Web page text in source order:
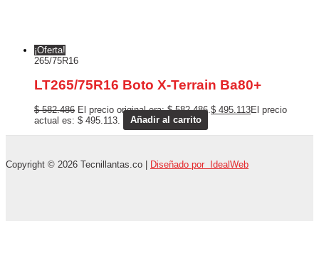
¡Oferta!
265/75R16
LT265/75R16 Boto X-Terrain Ba80+
$582.486 El precio original era: $ 582.486. $ 495.113El precio
actual es: $ 495.113.
Añadir al carrito
Copyright © 2026 Tecnillantas.co | Diseñado por IdealWeb